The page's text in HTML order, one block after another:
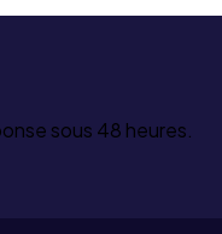
sous 48 heures.